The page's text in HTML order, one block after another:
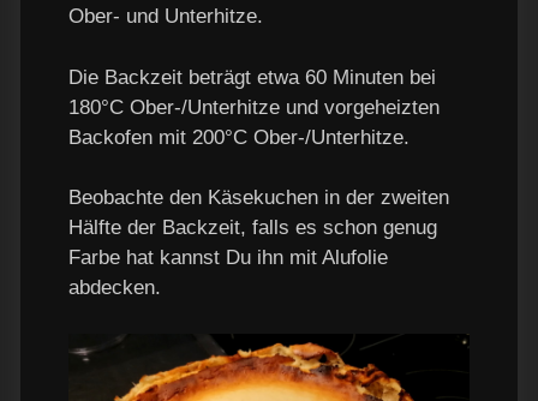
Ober- und Unterhitze.
Die Backzeit beträgt etwa 60 Minuten bei
180°C Ober-/Unterhitze und vorgeheizten
Backofen mit 200°C Ober-/Unterhitze.
Beobachte den Käsekuchen in der zweiten
Hälfte der Backzeit, falls es schon genug
Farbe hat kannst Du ihn mit Alufolie
abdecken.